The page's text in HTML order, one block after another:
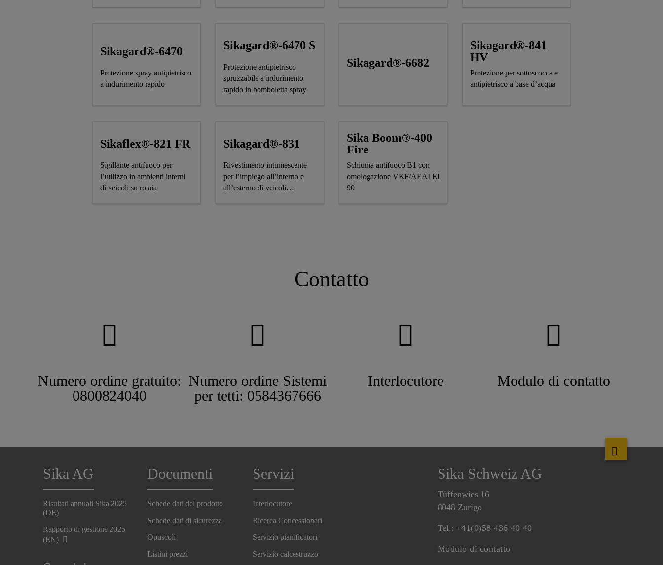
Sikagard®-6470
Protezione spray antipietrisco
a indurimento rapido
Sikagard®-6470 S
Protezione antipietrisco
spruzzabile a indurimento
rapido in bomboletta spray
Sikagard®-6682
Sikagard®-841
HV
Protezione per sottoscocca e
antipietrisco a base d’acqua
Sikaflex®-821 FR
Sigillante antifuoco per
l’utilizzo in ambienti interni
di veicoli su rotaia
Sikagard®-831
Rivestimento intumescente
per l’impiego all’interno e
all’esterno di veicoli
Sika Boom®-400
Fire
Schiuma antifuoco B1 con
omologazione VKF/AEAI EI
90
Contatto
Numero ordine gratuito:
0800824040
Numero ordine Sistemi
per tetti: 0584367666
Interlocutore Modulo di contatto
Sika AG
Risultati annuali Sika 2025
(DE)
Rapporto di gestione 2025
(EN)
Documenti
Schede dati del prodotto
Schede dati di sicurezza
Opuscoli
Listini prezzi
Servizi
Interlocutore
Ricerca Concessionari
Servizio pianificatori
Servizio calcestruzzo
Sika Schweiz AG
Tüffenwies 16
8048 Zurigo
Tel.: +41(0)58 436 40 40
Modulo di contatto